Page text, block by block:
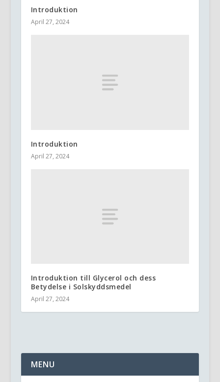
Introduktion
April 27, 2024
Introduktion
April 27, 2024
Introduktion till Glycerol och dess
Betydelse i Solskyddsmedel
April 27, 2024
MENU